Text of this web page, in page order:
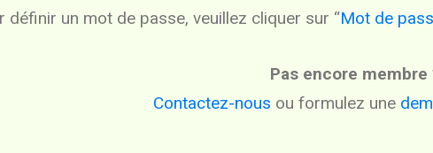
définir un mot de passe, veuillez cliquer sur “Mot de
Pas encore membre
Contactez-nous ou formulez une